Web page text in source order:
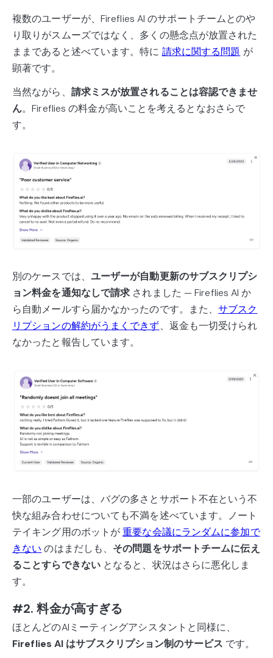
複数のユーザーが、Fireflies AI のサポートチームとのや
り取りがスムーズではなく、多くの懸念点が放置された
ままであると述べています。特に 請求に関する問題 が
顕著です。
当然ながら、 請求ミスが放置されることは容認できませ
ん。Fireflies の料金が高いことを考えるとなおさらで
す。
別のケースでは、 ユーザーが自動更新のサブスクリプシ
ョン料金を通知なしで請求 されました — Fireflies AI か
ら自動メールすら届かなかったのです。また、サブスク
リプションの解約がうまくできず、返金も一切受けられ
なかったと報告しています。
一部のユーザーは、バグの多さとサポート不在という不
快な組み合わせについても不満を述べています。ノート
テイキング用のボットが重要な会議にランダムに参加で
きない のはまだしも、 その問題をサポートチームに伝え
ることすらできないとなると、状況はさらに悪化しま
す。
#2. 料金が高すぎる
ほとんどのAIミーティングアシスタントと同様に、
Fireflies AI はサブスクリプション制のサービス です。